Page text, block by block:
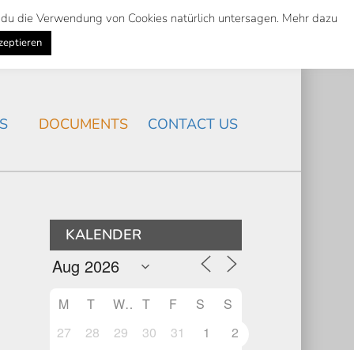
Suche
Search
NEWS
DOCUMENTS CONTACT US
KALENDER
M T W T F S
S
27
28 29 30 31 1
2
die Verwendung von Cookies natürlich untersagen. Mehr dazu